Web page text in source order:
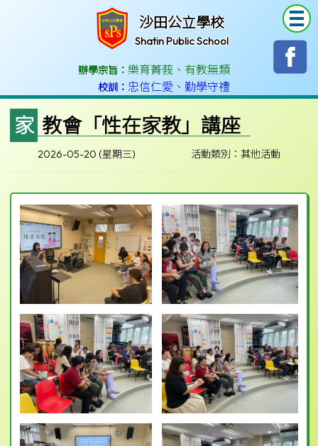
沙田公立學校
Shatin Public School
辦學宗旨： 樂育菁莪 、 有教無類
校訓： 忠信仁愛 、 勤學守禮
家教會「性在家教」講座
2026-05-20 (星期三) 活動類別：其他活動